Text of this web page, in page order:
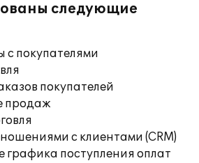
следующие
с покупателями
покупателей
продаж
с клиентами (CRM)
поступления оплат